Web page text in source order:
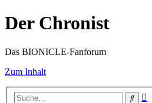
Der Chronist
Das BIONICLE-Fanforum
Zum Inhalt
Suche